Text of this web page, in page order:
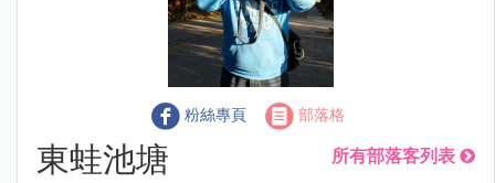
粉絲專頁 部落格
東蛙池塘 所有部落客列表